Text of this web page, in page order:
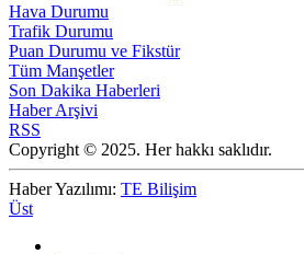
Hava Durumu
Trafik Durumu
Puan Durumu ve Fikstür
Tüm Manşetler
Son Dakika Haberleri
Haber Arşivi
RSS
Copyright © 2025. Her hakkı saklıdır.
Haber Yazılımı: TE Bilişim
Üst